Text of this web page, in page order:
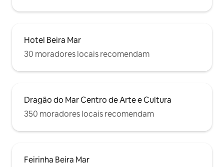
Hotel Beira Mar
30 moradores locais recomendam
Dragão do Mar Centro de Arte e Cultura
350 moradores locais recomendam
Feirinha Beira Mar